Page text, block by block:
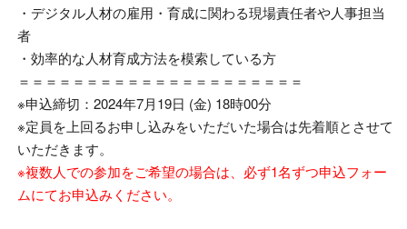
・デジタル人材の雇用・育成に関わる現場責任者や人事担当
者
・効率的な人材育成方法を模索している方
＝＝＝＝＝＝＝＝＝＝＝＝＝＝＝＝＝＝＝＝＝
※申込締切：2024年7月19日 (金) 18時00分
※定員を上回るお申し込みをいただいた場合は先着順とさせて
いただきます。
※複数人での参加をご希望の場合は、必ず1名ずつ申込フォー
ムにてお申込みください。